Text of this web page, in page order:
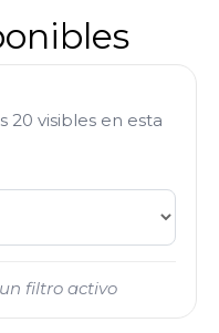
20 visibles en esta
filtro activo